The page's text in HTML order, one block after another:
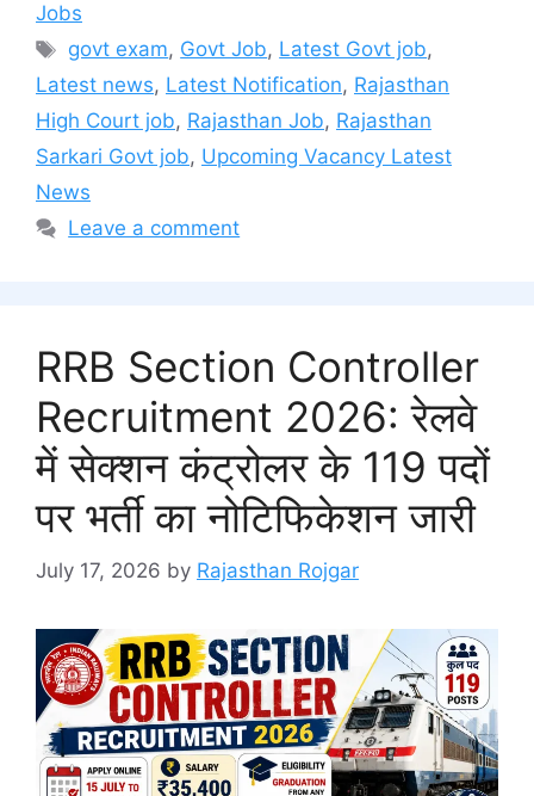
Jobs
Tags
govt exam, Govt Job, Latest Govt job,
Latest news, Latest Notification, Rajasthan
High Court job, Rajasthan Job, Rajasthan
Sarkari Govt job, Upcoming Vacancy Latest
News
Leave a comment
RRB Section Controller
Recruitment 2026: रेलवे
में सेक्शन कंट्रोलर के 119 पदों
पर भर्ती का नोटिफिकेशन जारी
July 17, 2026 by Rajasthan Rojgar